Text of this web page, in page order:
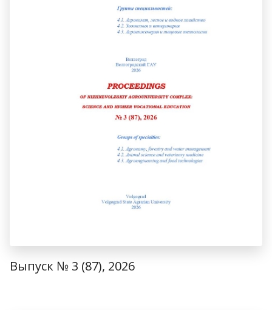
Выпуск № 3 (87), 2026